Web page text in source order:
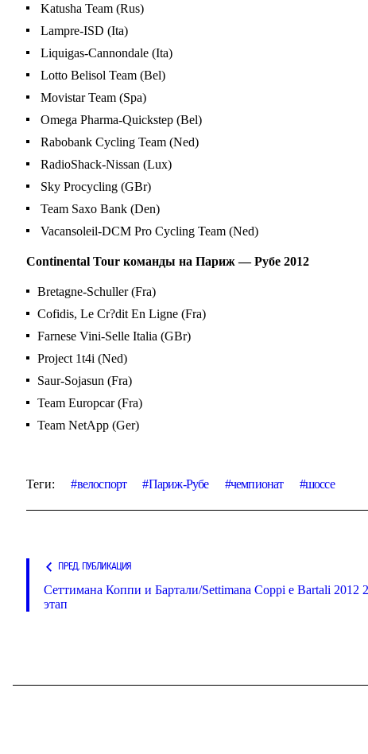
Katusha Team (Rus)
Lampre-ISD (Ita)
Liquigas-Cannondale (Ita)
Lotto Belisol Team (Bel)
Movistar Team (Spa)
Omega Pharma-Quickstep (Bel)
Rabobank Cycling Team (Ned)
RadioShack-Nissan (Lux)
Sky Procycling (GBr)
Team Saxo Bank (Den)
Vacansoleil-DCM Pro Cycling Team (Ned)
Сontinental Tour команды на Париж — Рубе 2012
Bretagne-Schuller (Fra)
Cofidis, Le Cr?dit En Ligne (Fra)
Farnese Vini-Selle Italia (GBr)
Project 1t4i (Ned)
Saur-Sojasun (Fra)
Team Europcar (Fra)
Team NetApp (Ger)
Теги: велоспорт Париж-Рубе чемпионат шоссе
ПРЕД. ПУБЛИКАЦИЯ
Сеттимана Коппи и Бартали/Settimana Coppi e Bartali 2012
этап